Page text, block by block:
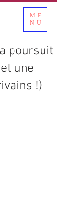
ME
NU
poursuit
une
!)